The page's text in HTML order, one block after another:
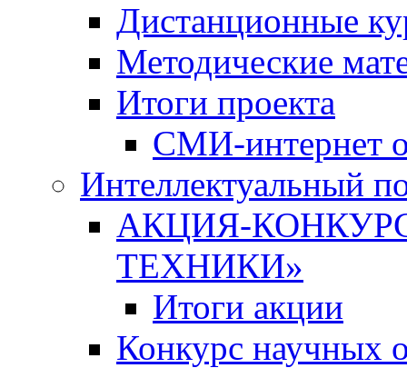
Дистанционные
Методические
Итоги проекта
СМИ-интернет
Интеллектуальный
АКЦИЯ-
ТЕХНИКИ»
Итоги акции
Конкурс научных